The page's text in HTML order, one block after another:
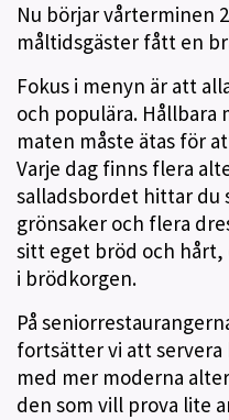
Nu börjar vårterminen
måltidsgäster fått en
Fokus i menyn är att
och populära.
maten måste ätas för
Varje dag finns flera
salladsbordet hittar du
grönsaker och flera
sitt eget bröd och
i brödkorgen.
På
fortsätter vi att servera
med mer moderna
den som vill prova lite